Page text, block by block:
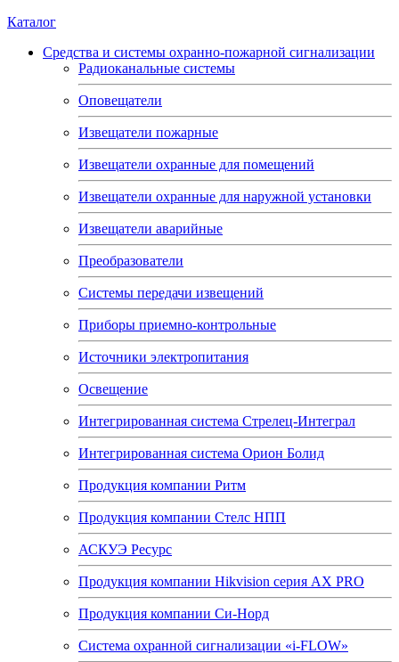
Каталог
Средства и системы охранно-пожарной сигнализации
Радиоканальные системы
Оповещатели
Извещатели пожарные
Извещатели охранные для помещений
Извещатели охранные для наружной установки
Извещатели аварийные
Преобразователи
Системы передачи извещений
Приборы приемно-контрольные
Источники электропитания
Освещение
Интегрированная система Стрелец-Интеграл
Интегрированная система Орион Болид
Продукция компании Ритм
Продукция компании Стелс НПП
АСКУЭ Ресурс
Продукция компании Hikvision серия AX PRO
Продукция компании Си-Норд
Система охранной сигнализации «i-FLOW»